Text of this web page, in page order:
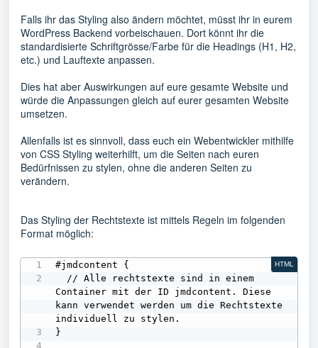
Falls ihr das Styling also ändern möchtet, müsst ihr in eurem
WordPress Backend vorbeischauen. Dort könnt ihr die
standardisierte Schriftgrösse/Farbe für die Headings (H1, H2,
etc.) und Lauftexte anpassen.
Dies hat aber Auswirkungen auf eure gesamte Website und
würde die Anpassungen gleich auf eurer gesamten Website
umsetzen.
Allenfalls ist es sinnvoll, dass euch ein Webentwickler mithilfe
von CSS Styling weiterhilft, um die Seiten nach euren
Bedürfnissen zu stylen, ohne die anderen Seiten zu
verändern.
Das Styling der Rechtstexte ist mittels Regeln im folgenden
Format möglich:
#jmdcontent {
Container mit der ID jmdcontent. Diese
kann verwendet werden um die Rechtstexte
individuell zu stylen.
}
HTML